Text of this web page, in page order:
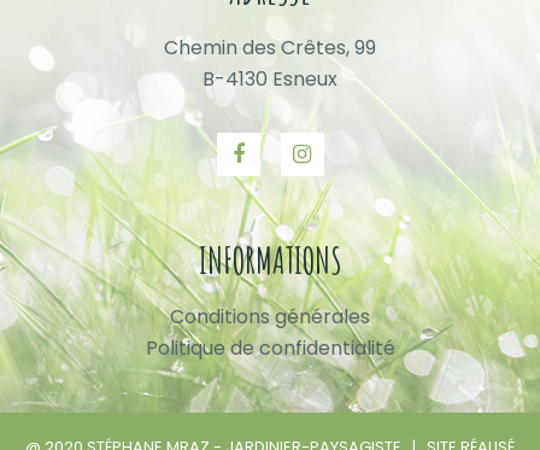
Chemin des Crêtes, 99
B-4130 Esneux
INFORMATIONS
Conditions générales
Politique de confidentialité